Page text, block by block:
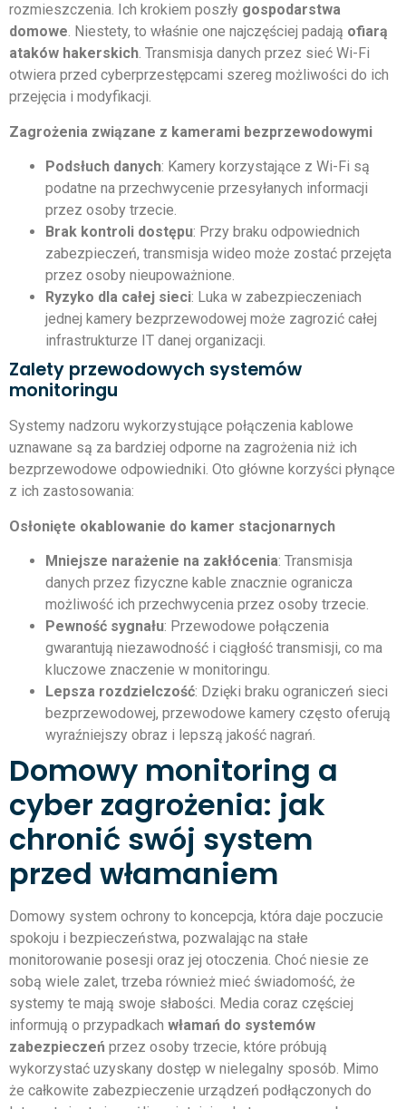
rozmieszczenia. Ich krokiem poszły gospodarstwa
domowe. Niestety, to właśnie one najczęściej padają ofiarą
ataków hakerskich. Transmisja danych przez sieć Wi-Fi
otwiera przed cyberprzestępcami szereg możliwości do ich
przejęcia i modyfikacji.
Zagrożenia związane z kamerami bezprzewodowymi
Podsłuch danych: Kamery korzystające z Wi-Fi są
podatne na przechwycenie przesyłanych informacji
przez osoby trzecie.
Brak kontroli dostępu: Przy braku odpowiednich
zabezpieczeń, transmisja wideo może zostać przejęta
przez osoby nieupoważnione.
Ryzyko dla całej sieci: Luka w zabezpieczeniach
jednej kamery bezprzewodowej może zagrozić całej
infrastrukturze IT danej organizacji.
Zalety przewodowych systemów
monitoringu
Systemy nadzoru wykorzystujące połączenia kablowe
uznawane są za bardziej odporne na zagrożenia niż ich
bezprzewodowe odpowiedniki. Oto główne korzyści płynące
z ich zastosowania:
Osłonięte okablowanie do kamer stacjonarnych
Mniejsze narażenie na zakłócenia: Transmisja
danych przez fizyczne kable znacznie ogranicza
możliwość ich przechwycenia przez osoby trzecie.
Pewność sygnału: Przewodowe połączenia
gwarantują niezawodność i ciągłość transmisji, co ma
kluczowe znaczenie w monitoringu.
Lepsza rozdzielczość: Dzięki braku ograniczeń sieci
bezprzewodowej, przewodowe kamery często oferują
wyraźniejszy obraz i lepszą jakość nagrań.
Domowy monitoring a
cyber zagrożenia: jak
chronić swój system
przed włamaniem
Domowy system ochrony to koncepcja, która daje poczucie
spokoju i bezpieczeństwa, pozwalając na stałe
monitorowanie posesji oraz jej otoczenia. Choć niesie ze
sobą wiele zalet, trzeba również mieć świadomość, że
systemy te mają swoje słabości. Media coraz częściej
informują o przypadkach włamań do systemów
zabezpieczeń przez osoby trzecie, które próbują
wykorzystać uzyskany dostęp w nielegalny sposób. Mimo
że całkowite zabezpieczenie urządzeń podłączonych do